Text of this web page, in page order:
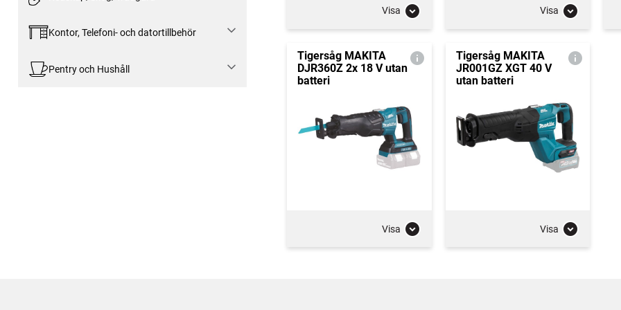
Kontor, Telefoni- och datortillbehör
Pentry och Hushåll
Visa Visa
Tigersåg MAKITA
DJR360Z 2x 18 V utan
batteri
Visa
Tigersåg MAKITA
JR001GZ XGT 40 V
utan batteri
Visa